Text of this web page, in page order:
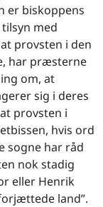
er biskoppens
med
provsten i den
har præsterne
om, at
sig i deres
provsten i
hvis ord
sogne har råd
nok stadig
eller Henrik
land”.